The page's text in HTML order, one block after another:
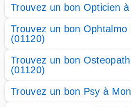
Trouvez un bon Opticien
Trouvez un bon Ophtalmo
(01120)
Trouvez un bon
(01120)
Trouvez un bon Psy à